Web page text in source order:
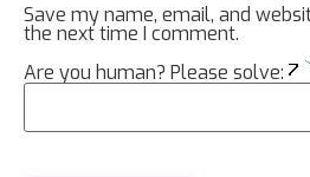
Save my name, email, and
the next time I comment.
Are you human? Please solve: